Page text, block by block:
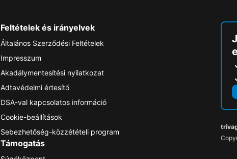
Feltételek és irányelvek
Általános Szerződési Feltételek
Impresszum
Akadálymentesítési nyilatkozat
Adtavédelmi értesítő
DSA-val kapcsolatos információ
Cookie-beállítások
Sebezhetőség-közzétételi program
Támogatás